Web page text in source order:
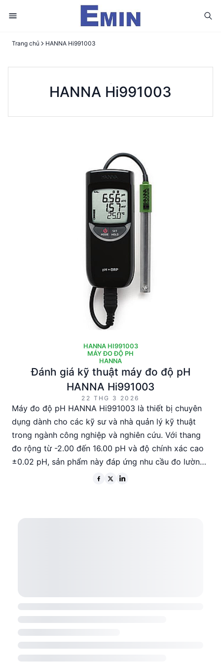
Trang chủ HANNA Hi991003
HANNA Hi991003
HANNA HI991003
MÁY ĐO ĐỘ PH
HANNA
Đánh giá kỹ thuật máy đo độ pH
HANNA Hi991003
22 THG 3 2026
Máy đo độ pH HANNA Hi991003 là thiết bị chuyên
dụng dành cho các kỹ sư và nhà quản lý kỹ thuật
trong ngành công nghiệp và nghiên cứu. Với thang
đo rộng từ -2.00 đến 16.00 pH và độ chính xác cao
±0.02 pH, sản phẩm này đáp ứng nhu cầu đo lường
chính xác trong nhiều môi trường khác nhau. Tính